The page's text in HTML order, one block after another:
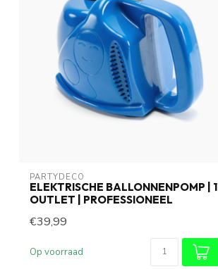
PARTYDECO
ELEKTRISCHE BALLONNENPOMP | 1
OUTLET | PROFESSIONEEL
€39,99
Op voorraad